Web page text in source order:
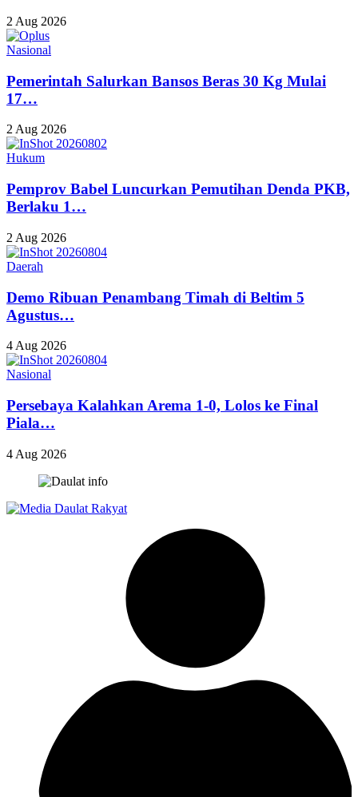
2 Aug 2026
Nasional
Pemerintah Salurkan Bansos Beras 30 Kg Mulai
17…
2 Aug 2026
Hukum
Pemprov Babel Luncurkan Pemutihan Denda PKB,
Berlaku 1…
2 Aug 2026
Daerah
Demo Ribuan Penambang Timah di Beltim 5
Agustus…
4 Aug 2026
Nasional
Persebaya Kalahkan Arema 1-0, Lolos ke Final
Piala…
4 Aug 2026